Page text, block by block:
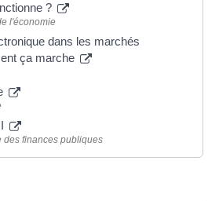
?
l'économie
dans les marchés
ça marche
des finances publiques